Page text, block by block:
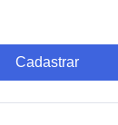
Cadastrar